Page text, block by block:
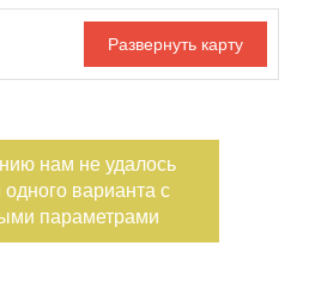
Отдельный вход
нам не удалось
одного варианта с
параметрами